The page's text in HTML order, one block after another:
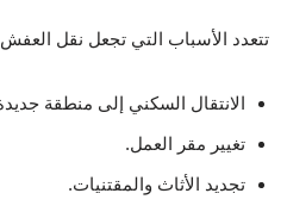
تتعدد الأسباب التي تجعل نقل العفش
الانتقال السكني إلى منطقة
تغيير مقر العمل.
تجديد الأثاث والمقتنيات.